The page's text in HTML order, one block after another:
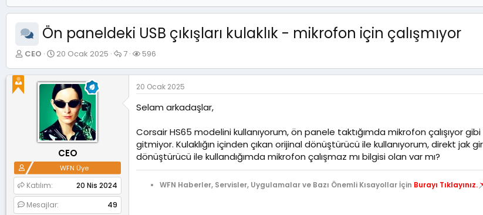
Ön paneldeki USB çıkışları kulaklık - mikrofon için çalışmıyor
K
a
t
a
n
CEO
B
l
a
n
g
ı
ç
a
i
i
20 Ocak 2025
C
l
7
G
r
ü
n
t
l
e
m
e
596
CEO
WFN Üye
Katılım
20 Nis 2024
Mesajlar
49
20 Ocak 2025
Selam arkadaşlar,
Corsair HS65 modelini kullanıyorum, ön panele taktığımda mikrofon çalışıyor
gitmiyor. Kulaklığın içinden çıkan orijinal dönüştürücü ile kullanıyorum, direkt jak
dönüştürücü ile kullandığımda mikrofon çalışmaz mı bilgisi olan var mı?
WFN Haberler, Servisler, Uygulamalar ve Bazı Önemli Kısayollar İçin Burayı Tıklayınız.